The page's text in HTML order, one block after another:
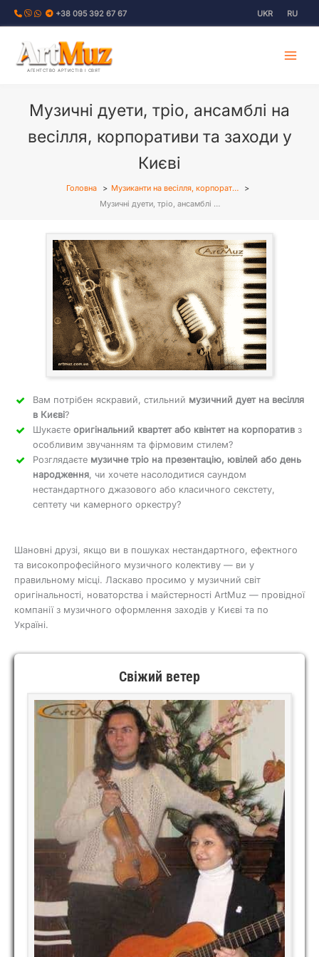
Перейти
+38 095 392 67 67 UKR RU
АГЕНТСТВО АРТИСТІВ І СВЯТ
Музичні дуети, тріо, ансамблі на
весілля, корпоративи та заходи у
Києві
Головна
Музиканти на весілля, корпорат…
Музичні дуети, тріо, ансамблі …
Вам потрібен яскравий, стильний музичний дует на весілля
в Києві?
Шукаєте оригінальний квартет або квінтет на корпоративз
особливим звучанням та фірмовим стилем?
Розглядаєте музичне тріо на презентацію, ювілей або день
народження, чи хочете насолодитися саундом
нестандартного джазового або класичного секстету,
септету чи камерного оркестру?
Шановні друзі, якщо ви в пошуках нестандартного, ефектного
та високопрофесійного музичного колективу — ви у
правильному місці. Ласкаво просимо у музичний світ
оригінальності, новаторства і майстерності ArtMuz — провідної
компанії з музичного оформлення заходів у Києві та по
Україні.
Свіжий ветер